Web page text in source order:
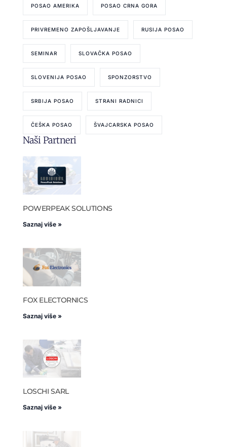
POSAO AMERIKA POSAO CRNA GORA
PRIVREMENO ZAPOŠLJAVANJE RUSIJA POSAO
SEMINAR SLOVAČKA POSAO
SLOVENIJA POSAO SPONZORSTVO
SRBIJA POSAO STRANI RADNICI
ČEŠKA POSAO ŠVAJCARSKA POSAO
Naši Partneri
POWERPEAK SOLUTIONS
Saznaj više »
FOX ELECTORNICS
Saznaj više »
LOSCHI SARL
Saznaj više »